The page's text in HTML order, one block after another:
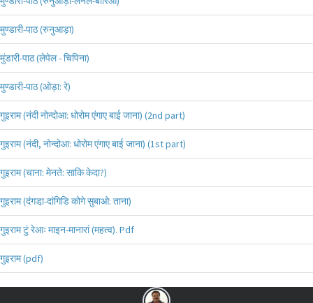
मुण्डारी-पाठ (रुनुआड़ा)
मुंडारी-पाठ (लेपेल - चिपिना)
मुण्डारी-पाठ (ओड़ा: रे)
गुइराम (नंदी नोन्दोआ: धोरोम एंगाए बाई जाना) (2nd part)
गुइराम (नंदी, नोन्दोआ: धोरोम एंगाए बाई जाना) (1st part)
गुइराम (चाना: मेनते: साकि केदा?)
गुइराम (दंगडा़-दांगिडि कोगे सुबाओ: ताना)
गुइराम टुं रेआः माइन-मानारां (महत्व). Pdf
गुइराम (pdf)